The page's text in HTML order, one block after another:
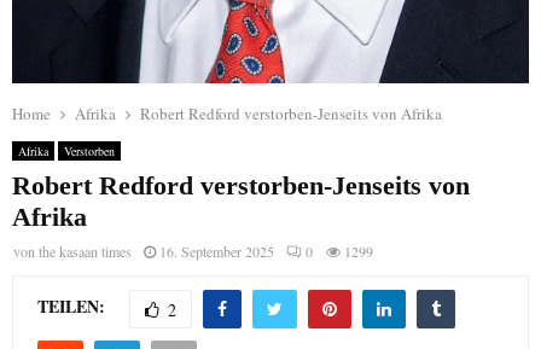
Home Afrika Robert Redford verstorben-Jenseits von Afrika
Afrika Verstorben
Robert Redford verstorben-Jenseits von
Afrika
vonthe kasaan times 16. September 2025 0 1299
TEILEN: 2